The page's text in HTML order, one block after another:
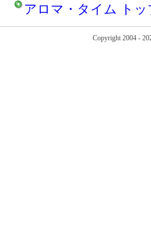
アロマ・タイム トッ
Copyright 2004 -